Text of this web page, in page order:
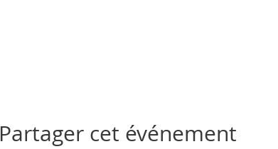
Partager cet événement